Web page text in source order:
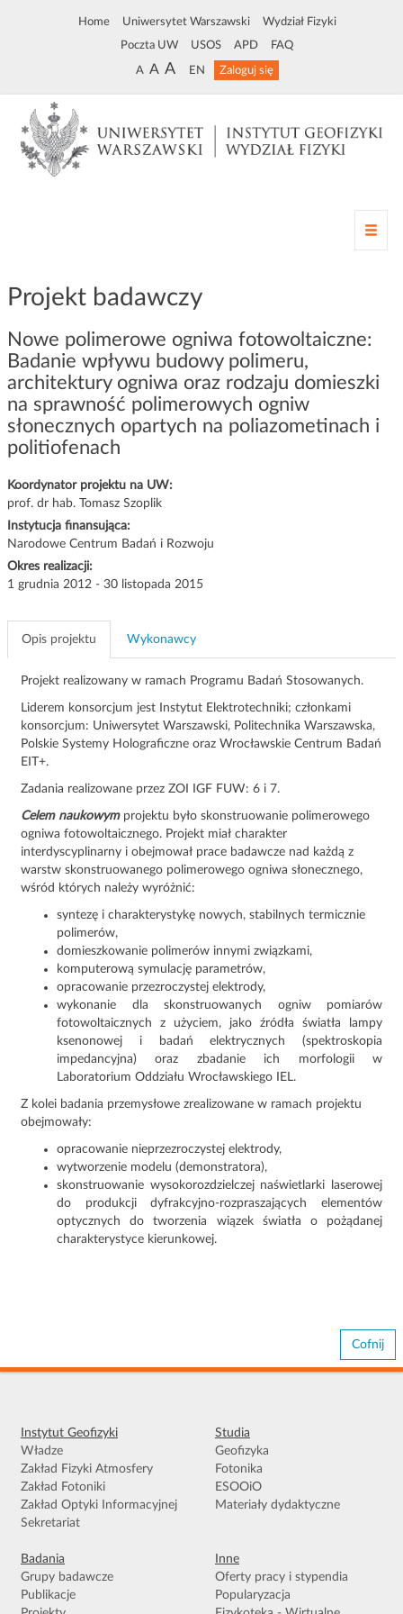
Home Uniwersytet Warszawski Wydział Fizyki
Poczta UW USOS APD FAQ
A A A EN Zaloguj się
Z
m
n
w
a
Projekt badawczy
Nowe polimerowe ogniwa fotowoltaiczne:
Badanie wpływu budowy polimeru,
architektury ogniwa oraz rodzaju domieszki
na sprawność polimerowych ogniw
słonecznych opartych na poliazometinach i
politiofenach
Koordynator projektu na UW:
prof. dr hab. Tomasz Szoplik
Instytucja finansująca:
Narodowe Centrum Badań i Rozwoju
Okres realizacji:
1 grudnia 2012 - 30 listopada 2015
Opis projektu Wykonawcy
Projekt realizowany w ramach Programu Badań Stosowanych.
Liderem konsorcjum jest Instytut Elektrotechniki; członkami
konsorcjum: Uniwersytet Warszawski, Politechnika Warszawska,
Polskie Systemy Holograficzne oraz Wrocławskie Centrum Badań
EIT+.
Zadania realizowane przez ZOI IGF FUW: 6 i 7.
Celem naukowymprojektu było skonstruowanie polimerowego
ogniwa fotowoltaicznego. Projekt miał charakter
interdyscyplinarny i obejmował prace badawcze nad każdą z
warstw skonstruowanego polimerowego ogniwa słonecznego,
wśród których należy wyróżnić:
syntezę i charakterystykę nowych, stabilnych termicznie
polimerów,
domieszkowanie polimerów innymi związkami,
komputerową symulację parametrów,
opracowanie przezroczystej elektrody,
wykonanie dla skonstruowanych ogniw pomiarów
fotowoltaicznych z użyciem, jako źródła światła lampy
ksenonowej i badań elektrycznych (spektroskopia
impedancyjna) oraz zbadanie ich morfologii w
Laboratorium Oddziału Wrocławskiego IEL.
Z kolei badania przemysłowe zrealizowane w ramach projektu
obejmowały:
opracowanie nieprzezroczystej elektrody,
wytworzenie modelu (demonstratora),
skonstruowanie wysokorozdzielczej naświetlarki laserowej
do produkcji dyfrakcyjno-rozpraszających elementów
optycznych do tworzenia wiązek światła o pożądanej
charakterystyce kierunkowej.
Cofnij
Instytut Geofizyki
Władze
Zakład Fizyki Atmosfery
Zakład Fotoniki
Zakład Optyki Informacyjnej
Sekretariat
Studia
Geofizyka
Fotonika
ESOOiO
Materiały dydaktyczne
Badania
Grupy badawcze
Publikacje
Inne
Oferty pracy i stypendia
Popularyzacja